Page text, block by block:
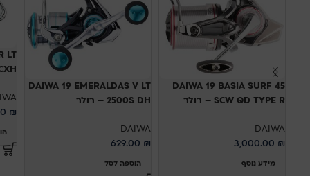
DAIWA 19 BASIA SURF 45
SCW QD TYPE R – רולר
DAIWA
3,000.00 ₪
מידע נוסף
DAIWA 19 EMERALDAS V LT
2500S DH – רולר
DAIWA
629.00 ₪
הוספה לסל
LT
₪